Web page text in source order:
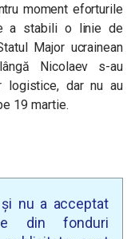
moment eforturile
a stabili o linie de
Major ucrainean
Nicolaev s-au
logistice, dar nu au
19 martie.
nu a acceptat
din fonduri